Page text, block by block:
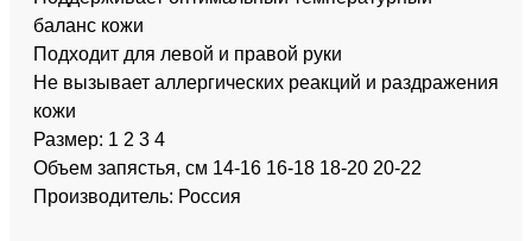
баланс кожи
Подходит для левой и правой руки
Не вызывает аллергических реакций и раздражения
кожи
Размер: 1 2 3 4
Объем запястья, см 14-16 16-18 18-20 20-22
Производитель: Россия